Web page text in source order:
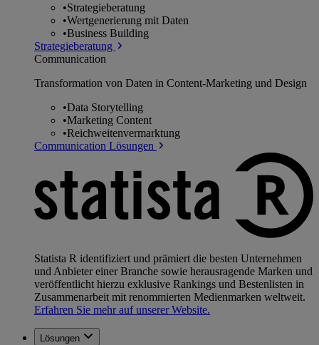
•Strategieberatung
•Wertgenerierung mit Daten
•Business Building
Strategieberatung
Communication
Transformation von Daten in Content-Marketing und Design
•Data Storytelling
•Marketing Content
•Reichweitenvermarktung
Communication Lösungen
Statista R identifiziert und prämiert die besten Unternehmen
und Anbieter einer Branche sowie herausragende Marken und
veröffentlicht hierzu exklusive Rankings und Bestenlisten in
Zusammenarbeit mit renommierten Medienmarken weltweit.
Erfahren Sie mehr auf unserer Website.
Lösungen